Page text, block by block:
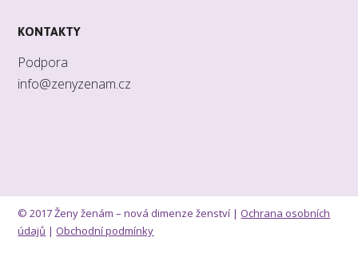
KONTAKTY
Podpora
info@zenyzenam.cz
© 2017 Ženy ženám – nová dimenze ženství | Ochrana osobních
údajů | Obchodní podmínky